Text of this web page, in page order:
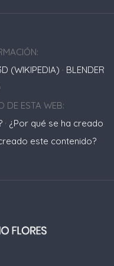
(WIKIPEDIA) · BLENDER
DE ESTA WEB:
· ¿Por qué se ha creado
este contenido?